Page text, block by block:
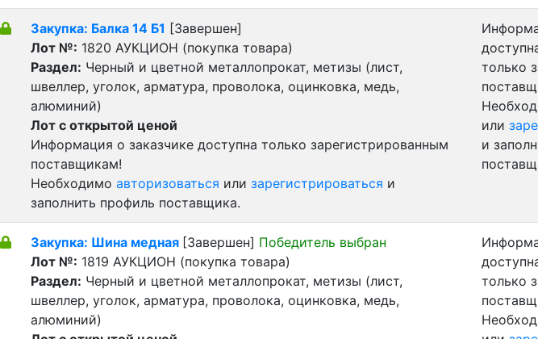
Закупка: Балка 14 Б1 [Завершен]
Лот №: 1820 АУКЦИОН (покупка товара)
Раздел: Черный и цветной металлопрокат, метизы (лист,
швеллер, уголок, арматура, проволока, оцинковка, медь,
алюминий)
Лот с открытой ценой
Информация о заказчике доступна только зарегистрированным
поставщикам!
Необходимо авторизоваться или зарегистрироваться и
заполнить профиль поставщика.
только
или
и
Закупка: Шина медная [Завершен] Победитель выбран
Лот №: 1819 АУКЦИОН (покупка товара)
Раздел: Черный и цветной металлопрокат, метизы (лист,
швеллер, уголок, арматура, проволока, оцинковка, медь,
алюминий)
только